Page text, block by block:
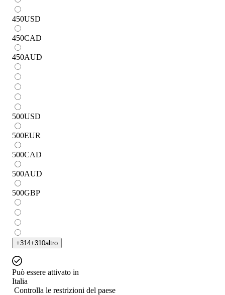
450USD
450CAD
450AUD
500USD
500EUR
500CAD
500AUD
500GBP
+314+310altro
Può essere attivato in
Italia
Controlla le restrizioni del paese